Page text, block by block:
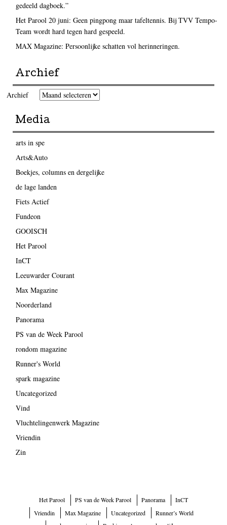
gedeeld dagboek.”
Het Parool 20 juni: Geen pingpong maar tafeltennis. Bij TVV Tempo-
Team wordt hard tegen hard gespeeld.
MAX Magazine: Persoonlijke schatten vol herinneringen.
Archief
Archief
Media
arts in spe
Arts&Auto
Boekjes, columns en dergelijke
de lage landen
Fiets Actief
Fundeon
GOOISCH
Het Parool
InCT
Leeuwarder Courant
Max Magazine
Noorderland
Panorama
PS van de Week Parool
rondom magazine
Runner's World
spark magazine
Uncategorized
Vind
Vluchtelingenwerk Magazine
Vriendin
Zin
Het Parool PS van de Week Parool Panorama
InCT
Vriendin
Max Magazine Uncategorized
Runner’s World